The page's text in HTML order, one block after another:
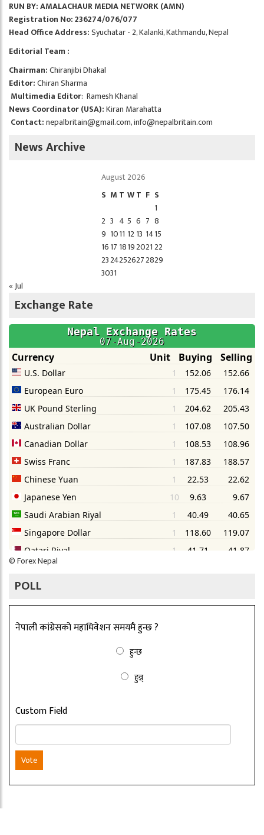
RUN BY: AMALACHAUR MEDIA NETWORK (AMN)
Registration No: 236274/076/077
Head Office Address:Syuchatar - 2, Kalanki, Kathmandu, Nepal
Editorial Team :
Chairman:Chiranjibi Dhakal
Editor:Chiran Sharma
Multimedia Editor: Ramesh Khanal
News Coordinator (USA):Kiran Marahatta
Contact:nepalbritain@gmail.com,info@nepalbritain.com
News Archive
August 2026
S M T WT F S
1
2 3 4 5 6 7 8
9 1011 12 13 1415
1617 1819202122
23242526272829
3031
« Jul
Exchange Rate
©Forex Nepal
POLL
नेपाली कांग्रेसको महाधिवेशन समयमै हुन्छ ?
हुन्छ
हुन्न्
Custom Field
Vote